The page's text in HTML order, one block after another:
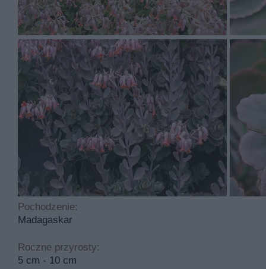
łatwa. Idealny odczyn gleby to lekko kwaśny. Roślina
Najczęściej spotykane choroby dotykające tą roślinę
cyklicznego przycinania.
Pochodzenie:
Madagaskar
Roczne przyrosty:
5 cm - 10 cm